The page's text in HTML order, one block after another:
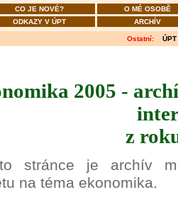
CO JE NOVÉ?
O MÉ OSOBĚ
ODKAZY V ÚPT ARCHÍV
Ostatní: ÚPT
2005 -
z
stránce je archív
na téma ekonomika.